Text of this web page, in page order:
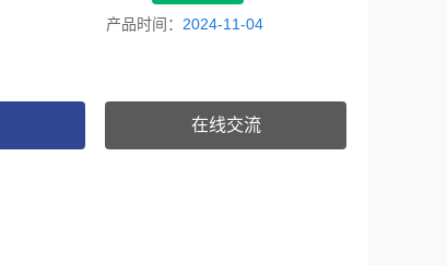
产品时间： 2024-11-04
在线交流